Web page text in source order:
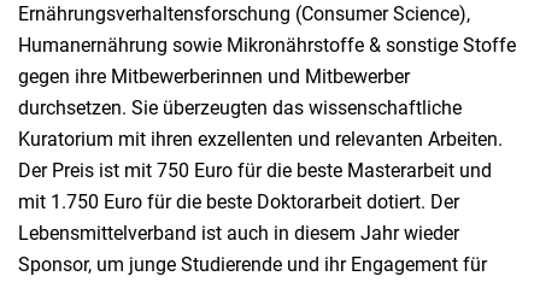
Ernährungsverhaltensforschung (Consumer Science),
Humanernährung sowie Mikronährstoffe & sonstige Stoffe
gegen ihre Mitbewerberinnen und Mitbewerber
durchsetzen. Sie überzeugten das wissenschaftliche
Kuratorium mit ihren exzellenten und relevanten Arbeiten.
Der Preis ist mit 750 Euro für die beste Masterarbeit und
mit 1.750 Euro für die beste Doktorarbeit dotiert. Der
Lebensmittelverband ist auch in diesem Jahr wieder
Sponsor, um junge Studierende und ihr Engagement für